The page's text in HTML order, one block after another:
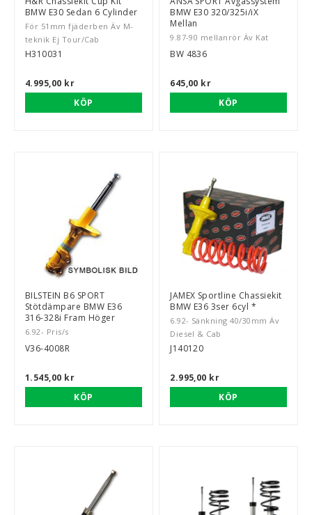
BMW E30 Sedan 6 Cylinder
För 51mm fjäderben Äv M-
teknik Ej Tour/Cab
H310031
4.995,00 kr
KÖP
BMW E30 320/325i/iX
Mellan
9.87-90 mellanrör Äv Kat
BW 4836
645,00 kr
KÖP
BILSTEIN B6 SPORT
Stötdämpare BMW E36
316-328i Fram Höger
6.92- Pris/s
V36-4008R
1.545,00 kr
KÖP
JAMEX Sportline Chassiekit
BMW E36 3ser 6cyl *
6.92- Sänkning 40/30mm Äv
Diesel & Cab
J140120
2.995,00 kr
KÖP